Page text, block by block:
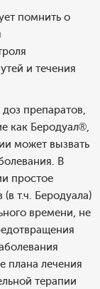
помнить о
и течения
препаратов,
как Беродуал®,
может вызвать
В
простое
т.ч. Беродуала)
времени, не
плана лечения
терапии